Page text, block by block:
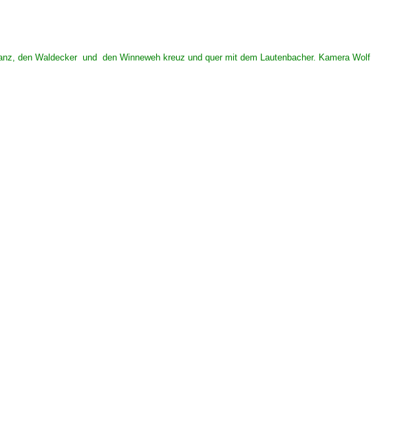
den Waldecker und den Winneweh kreuz und quer mit dem Lautenbacher. Kamera Wolf